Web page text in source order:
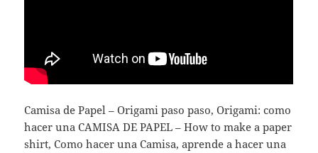
Camisa de Papel – Origami paso paso, Origami: como
hacer una CAMISA DE PAPEL – How to make a paper
shirt, Como hacer una Camisa, aprende a hacer una